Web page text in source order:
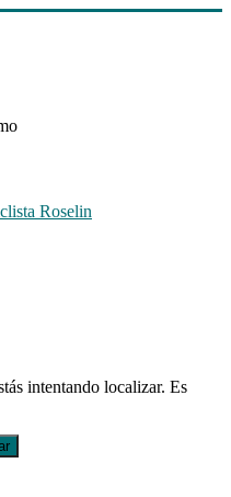
Roselin
intentando localizar. Es